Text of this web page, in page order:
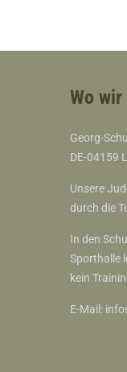
Wo
Georg-
DE-04159
Unsere
durch die
In den
Sporthalle
kein
E-Mail: